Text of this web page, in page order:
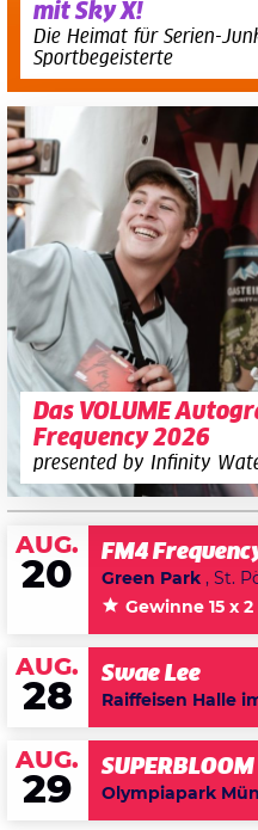
mit Sky X!
Die Heimat für Serien-
Sportbegeisterte
Das VOLUME
Frequency 2026
presented by Infinity
AUG.
20
FM4
Green Park , St.
Gewinne 15 x
AUG.
28
Swae Lee
Raiffeisen Halle
AUG.
29 Olympiapark